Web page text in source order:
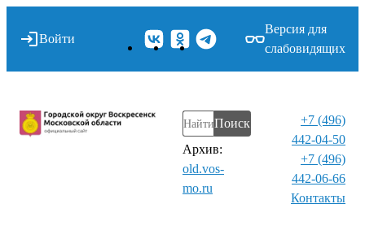
Войти
Версия для
слабовидящих
Поиск
Архив:
old.vos-
mo.ru
+7 (496)
442-04-50
+7 (496)
442-06-66
Контакты⁠